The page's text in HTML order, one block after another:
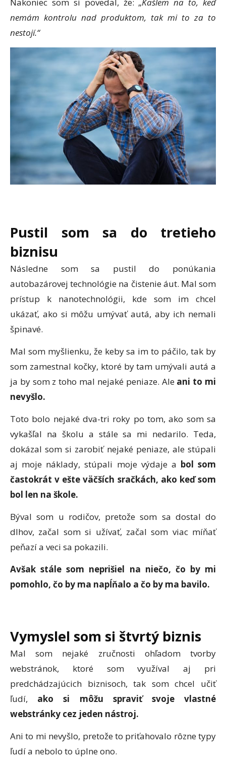
Nakoniec som si povedal, že: „Kašlem na to, keď
nemám kontrolu nad produktom, tak mi to za to
nestojí.“
Pustil som sa do tretieho
biznisu
Následne som sa pustil do ponúkania
autobazárovej technológie na čistenie áut. Mal som
prístup k nanotechnológii, kde som im chcel
ukázať, ako si môžu umývať autá, aby ich nemali
špinavé.
Mal som myšlienku, že keby sa im to páčilo, tak by
som zamestnal kočky, ktoré by tam umývali autá a
ja by som z toho mal nejaké peniaze. Ale ani to mi
nevyšlo.
Toto bolo nejaké dva-tri roky po tom, ako som sa
vykašľal na školu a stále sa mi nedarilo. Teda,
dokázal som si zarobiť nejaké peniaze, ale stúpali
aj moje náklady, stúpali moje výdaje a bol som
častokrát v ešte väčších sračkách, ako keď som
bol len na škole.
Býval som u rodičov, pretože som sa dostal do
dlhov, začal som si užívať, začal som viac míňať
peňazí a veci sa pokazili.
Avšak stále som neprišiel na niečo, čo by mi
pomohlo, čo by ma napĺňalo a čo by ma bavilo.
Vymyslel som si štvrtý biznis
Mal som nejaké zručnosti ohľadom tvorby
webstránok, ktoré som využíval aj pri
predchádzajúcich biznisoch, tak som chcel učiť
ľudí, ako si môžu spraviť svoje vlastné
webstránky cez jeden nástroj.
Ani to mi nevyšlo, pretože to priťahovalo rôzne typy
ľudí a nebolo to úplne ono.